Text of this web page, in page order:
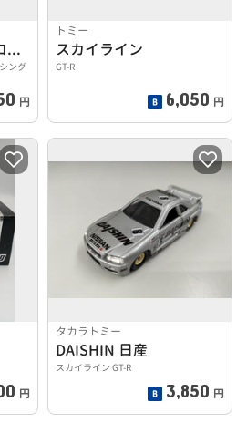
国産名車プレミアムコレクション
ング
円
トミー
スカイライン
GT-R
6,050 円
円
タカラトミー
DAISHIN 日産
スカイライン GT-R
3,850 円